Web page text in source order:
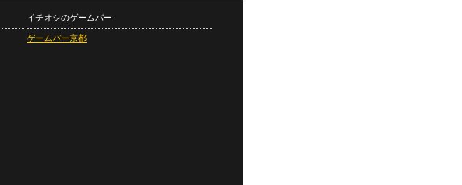
イチオシのゲームバー
ゲームバー京都